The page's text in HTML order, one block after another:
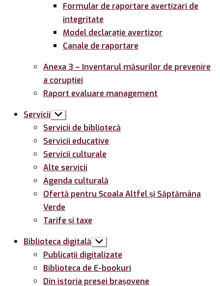
Formular de raportare avertizari de
integritate
Model declarație avertizor
Canale de raportare
Anexa 3 – Inventarul măsurilor de prevenire
a corupției
Raport evaluare management
Servicii Arată
submeniul
Servicii de bibliotecă
Servicii educative
Servicii culturale
Alte servicii
Agenda culturală
Ofertă pentru Şcoala Altfel și Săptămâna
Verde
Tarife și taxe
Biblioteca digitală Arată
submeniul
Publicații digitalizate
Biblioteca de E-bookuri
Din istoria presei brașovene